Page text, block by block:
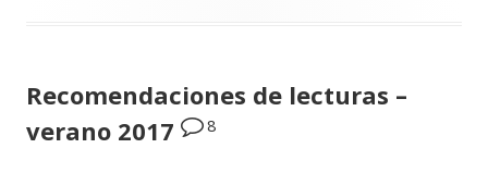
Recomendaciones de lecturas –
verano 2017
8